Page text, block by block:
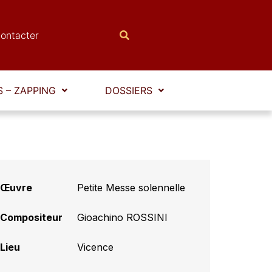
– ZAPPING DOSSIERS
Œuvre Petite Messe solennelle
Compositeur Gioachino ROSSINI
Lieu Vicence